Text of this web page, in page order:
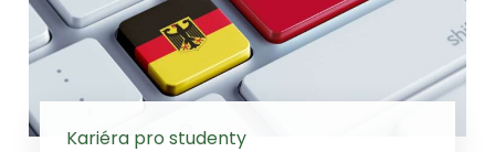
Kariéra pro studenty